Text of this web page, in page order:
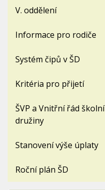
V. oddělení
Informace pro rodiče
Systém čipů v ŠD
Kritéria pro přijetí
ŠVP a Vnitřní řád školní
družiny
Stanovení výše úplaty
Roční plán ŠD